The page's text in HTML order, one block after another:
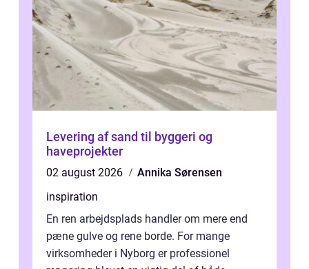
Levering af sand til byggeri og
haveprojekter
02 august 2026
Annika Sørensen
inspiration
En ren arbejdsplads handler om mere end
pæne gulve og rene borde. For mange
virksomheder i Nyborg er professionel